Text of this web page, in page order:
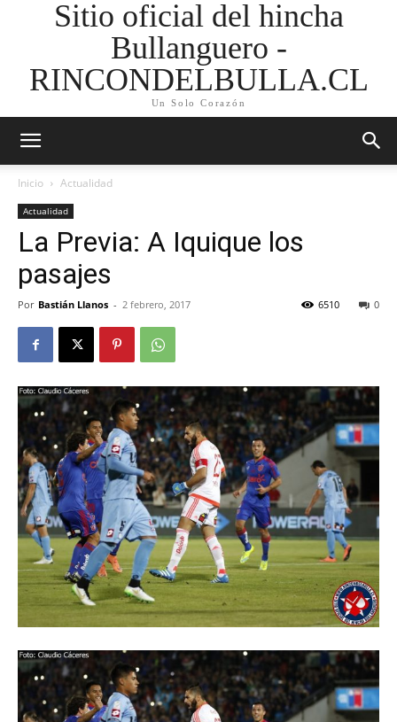
Sitio oficial del hincha
Bullanguero -
RINCONDELBULLA.CL
Un Solo Corazón
Inicio Actualidad
Actualidad
La Previa: A Iquique los
pasajes
Por Bastián Llanos - 2 febrero, 2017 0
6510